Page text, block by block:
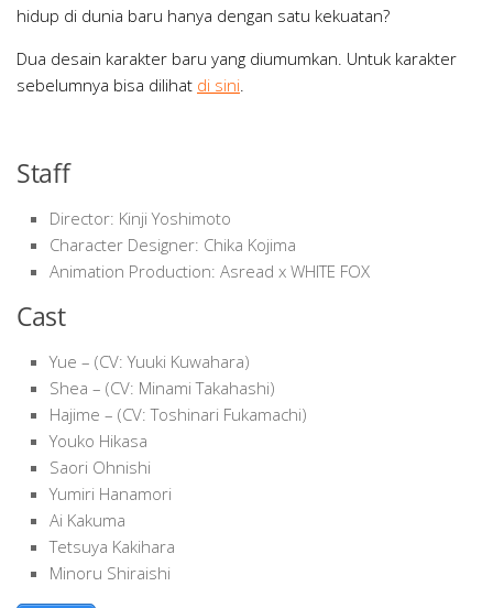
hidup di dunia baru hanya dengan satu kekuatan?
Dua desain karakter baru yang diumumkan. Untuk karakter
sebelumnya bisa dilihat di sini.
Staff
Director: Kinji Yoshimoto
Character Designer: Chika Kojima
Animation Production: Asread x WHITE FOX
Cast
Yue – (CV: Yuuki Kuwahara)
Shea – (CV: Minami Takahashi)
Hajime – (CV: Toshinari Fukamachi)
Youko Hikasa
Saori Ohnishi
Yumiri Hanamori
Ai Kakuma
Tetsuya Kakihara
Minoru Shiraishi